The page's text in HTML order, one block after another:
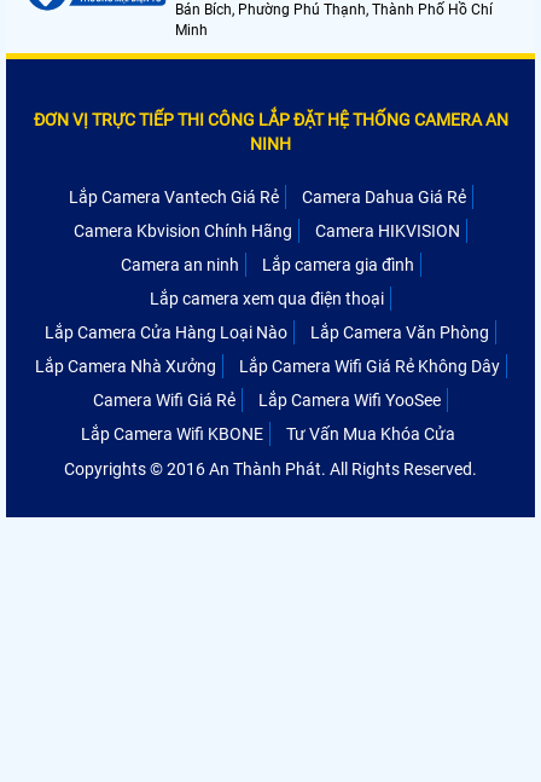
Bán Bích, Phường Phú Thạnh, Thành Phố Hồ Chí
Minh
ĐƠN VỊ TRỰC TIẾP THI CÔNG LẮP ĐẶT HỆ THỐNG CAMERA AN
NINH
Lắp Camera Vantech Giá Rẻ
Camera Dahua Giá Rẻ
Camera Kbvision Chính Hãng
Camera HIKVISION
Camera an ninh
Lắp camera gia đình
Lắp camera xem qua điện thoại
Lắp Camera Cửa Hàng Loại Nào
Lắp Camera Văn Phòng
Lắp Camera Nhà Xưởng
Lắp Camera Wifi Giá Rẻ Không Dây
Camera Wifi Giá Rẻ
Lắp Camera Wifi YooSee
Lắp Camera Wifi KBONE
Tư Vấn Mua Khóa Cửa
Copyrights © 2016 An Thành Phát. All Rights Reserved.